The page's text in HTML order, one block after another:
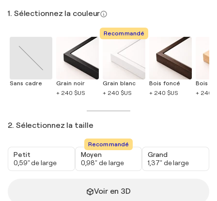
1. Sélectionnez la couleur
Sans cadre
Grain noir
+ 240 $US
Recommandé
Grain blanc
+ 240 $US
Bois foncé
+ 240 $US
Bois
+ 240
2. Sélectionnez la taille
Petit
0,59" de large
Recommandé
Moyen
0,98" de large
Grand
1,37" de large
Voir en 3D